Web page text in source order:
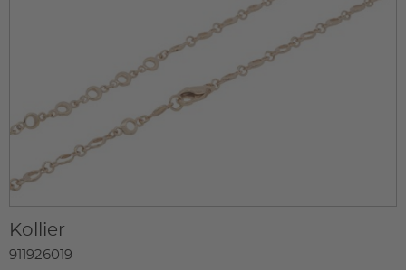
Kollier
911926019